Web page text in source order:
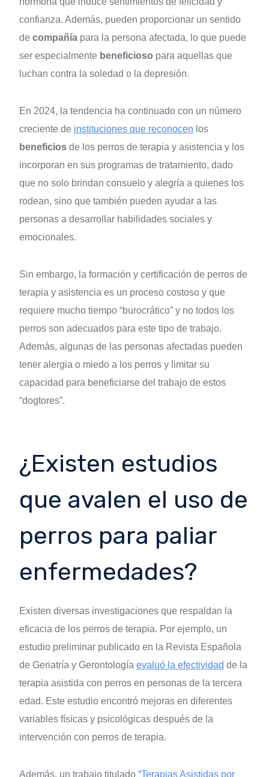
confianza. Además, pueden proporcionar un sentido
de compañía para la persona afectada, lo que puede
ser especialmente beneficioso para aquellas que
luchan contra la soledad o la depresión.
En 2024, la tendencia ha continuado con un número
creciente de instituciones que reconocen los
beneficios de los perros de terapia y asistencia y los
incorporan en sus programas de tratamiento, dado
que no solo brindan consuelo y alegría a quienes los
rodean, sino que también pueden ayudar a las
personas a desarrollar habilidades sociales y
emocionales.
Sin embargo, la formación y certificación de perros de
terapia y asistencia es un proceso costoso y que
requiere mucho tiempo “burocrático” y no todos los
perros son adecuados para este tipo de trabajo.
Además, algunas de las personas afectadas pueden
tener alergia o miedo a los perros y limitar su
capacidad para beneficiarse del trabajo de estos
“dogtores”.
¿Existen estudios
que avalen el uso de
perros para paliar
enfermedades?
Existen diversas investigaciones que respaldan la
eficacia de los perros de terapia. Por ejemplo, un
estudio preliminar publicado en la Revista Española
de Geriatría y Gerontología evaluó la efectividad de la
terapia asistida con perros en personas de la tercera
edad. Este estudio encontró mejoras en diferentes
variables físicas y psicológicas después de la
intervención con perros de terapia.
Además, un trabajo titulado “Terapias Asistidas por